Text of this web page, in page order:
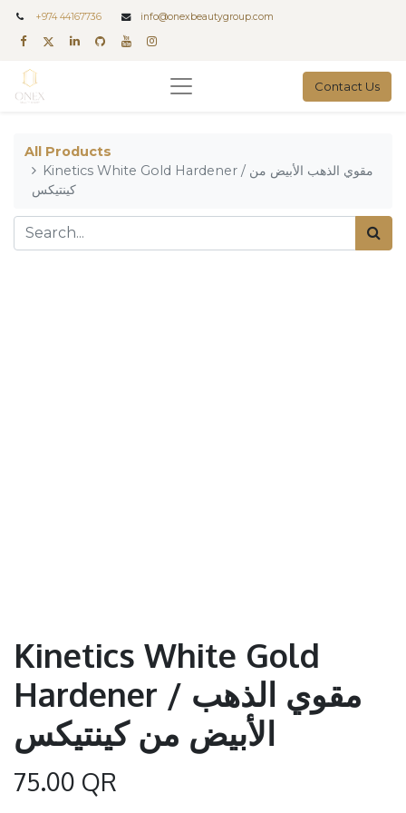
+974 44167736 info@onexbeautygroup.com
Contact Us
All Products
Kinetics White Gold Hardener / مقوي الذهب الأبيض من
كينتيكس
Kinetics White Gold
Hardener / مقوي الذهب
الأبيض من كينتيكس
75.00 QR